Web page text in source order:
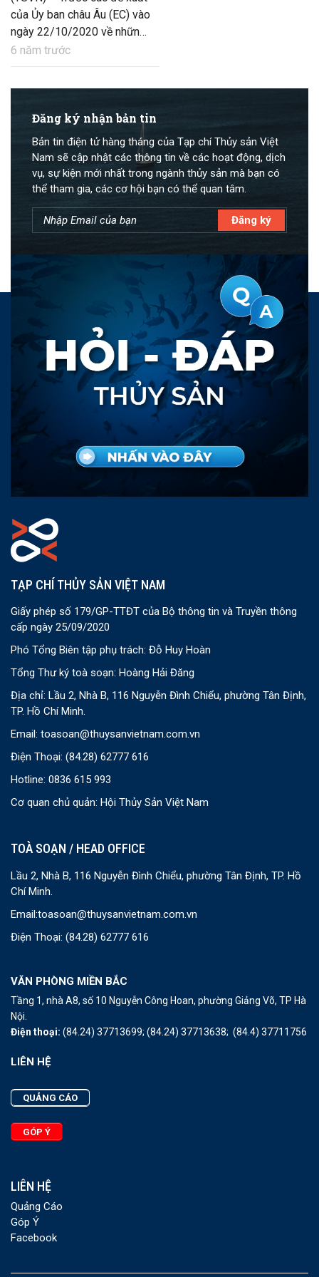
của Ủy ban châu Âu (EC) vào
ngày 22/10/2020 về những
mức hạn ngạch khai thác hải
sản vùng biển sâu giai đoạn
báo phần lớn số phận của
nguồn lợi hải sản vùng biển
sâu phụ thuộc vào thỏa
thuận chính thức giữa Anh và
6 năm trước
Đăng ký nhận bản tin
Bản tin điện tử hàng tháng của Tạp chí Thủy sản Việt
Nam sẽ cập nhật các thông tin về các hoạt động, dịch
vụ, sự kiện mới nhất trong ngành thủy sản mà bạn có
thể tham gia, các cơ hội bạn có thể quan tâm.
TẠP CHÍ THỦY SẢN VIỆT NAM
Giấy phép số 179/GP-TTĐT của Bộ thông tin và Truyền thông
cấp ngày 25/09/2020
Phó Tổng Biên tập phụ trách: Đỗ Huy Hoàn
Tổng Thư ký toà soạn: Hoàng Hải Đăng
Địa chỉ: Lầu 2, Nhà B, 116 Nguyễn Đình Chiểu, phường Tân Định,
TP. Hồ Chí Minh.
Email: toasoan@thuysanvietnam.com.vn
Điện Thoại: (84.28) 62777 616
Hotline: 0836 615 993
Cơ quan chủ quản: Hội Thủy Sản Việt Nam
TOÀ SOẠN / HEAD OFFICE
Lầu 2, Nhà B, 116 Nguyễn Đình Chiểu, phường Tân Định, TP. Hồ
Chí Minh.
Email:toasoan@thuysanvietnam.com.vn
Điện Thoại: (84.28) 62777 616
VĂN PHÒNG MIỀN BẮC
Tầng 1, nhà A8, số 10 Nguyễn Công Hoan, phường Giảng Võ, TP Hà
Nội.
Điện thoại: (84.24) 37713699; (84.24) 37713638; (84.4) 37711756
LIÊN HỆ
QUẢNG CÁO
GÓP Ý
LIÊN HỆ
Quảng Cáo
Góp Ý
Facebook